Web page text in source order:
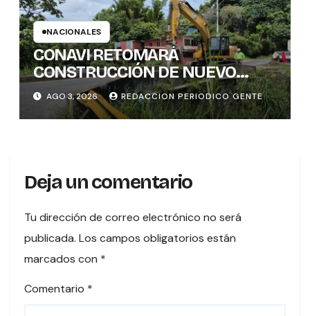
NACIONALES
CONAVI RETOMARÁ
CONSTRUCCIÓN DE NUEVO
PUENTE EN TURES TRAS
CONCLUIR PROCESO DE
VALORACIÓN PATRIMONIAL
AGO 3, 2026 REDACCION PERIODICO GENTE
Deja un comentario
Tu dirección de correo electrónico no será
publicada. Los campos obligatorios están
marcados con *
Comentario *